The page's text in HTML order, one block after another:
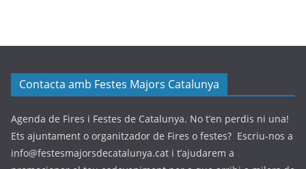
Contacta amb Festes Majors Catalunya
Agenda de Fires i Festes de Catalunya. No t’en perdis ni una!
Ets ajuntament o organitzador de Fires o festes? Escriu-nos a
info@festesmajorsdecatalunya.cat i t’ajudarem a